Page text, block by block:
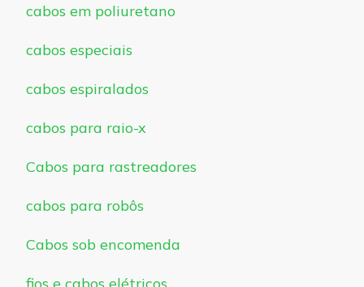
cabos em poliuretano
cabos especiais
cabos espiralados
cabos para raio-x
Cabos para rastreadores
cabos para robôs
Cabos sob encomenda
fios e cabos elétricos